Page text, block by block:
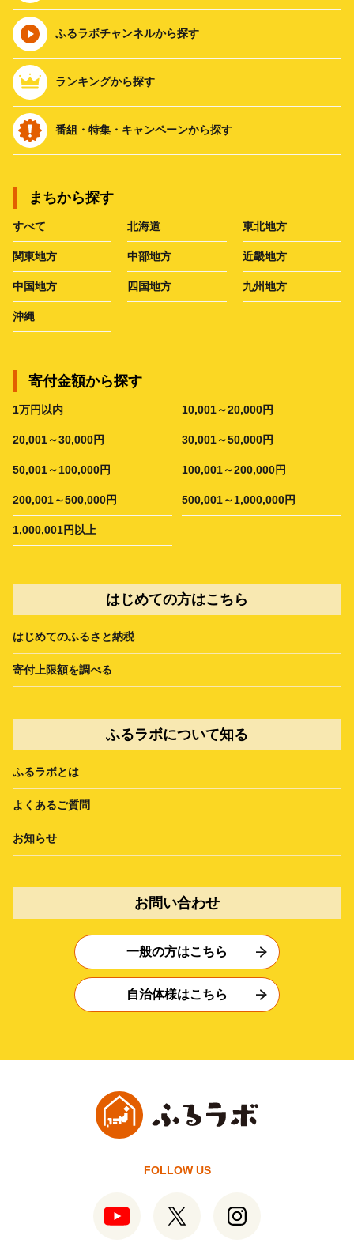
ふるラボチャンネルから探す
ランキングから探す
番組・特集・キャンペーンから探す
まちから探す
すべて 北海道 東北地方
関東地方 中部地方 近畿地方
中国地方 四国地方 九州地方
沖縄
寄付金額から探す
1万円以内 10,001～20,000円
20,001～30,000円 30,001～50,000円
50,001～100,000円 100,001～200,000円
200,001～500,000円 500,001～1,000,000円
1,000,001円以上
はじめての方はこちら
はじめてのふるさと納税
寄付上限額を調べる
ふるラボについて知る
ふるラボとは
よくあるご質問
お知らせ
お問い合わせ
一般の方はこちら
自治体様はこちら
FOLLOW US